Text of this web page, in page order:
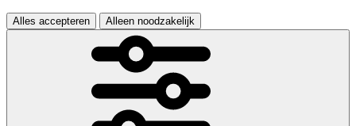
Alles accepteren Alleen noodzakelijk